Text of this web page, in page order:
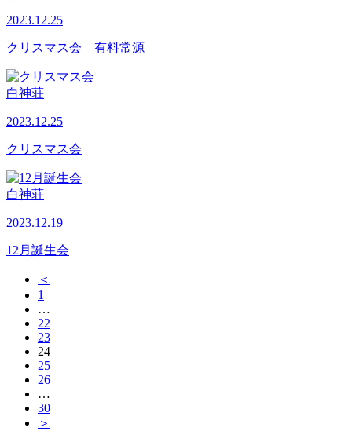
2023.12.25
クリスマス会 有料常源
白神荘
2023.12.25
クリスマス会
白神荘
2023.12.19
12月誕生会
＜
1
…
22
23
24
25
26
…
30
＞